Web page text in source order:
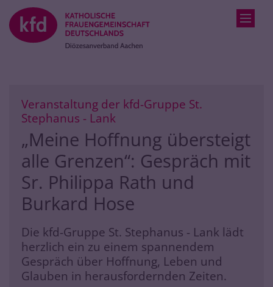
Zum Inhalt springen
Veranstaltung der kfd-Gruppe St.
Stephanus - Lank
„Meine Hoffnung übersteigt
alle Grenzen“: Gespräch mit
Sr. Philippa Rath und
Burkard Hose
Die kfd-Gruppe St. Stephanus - Lank lädt
herzlich ein zu einem spannendem
Gespräch über Hoffnung, Leben und
Glauben in herausfordernden Zeiten.